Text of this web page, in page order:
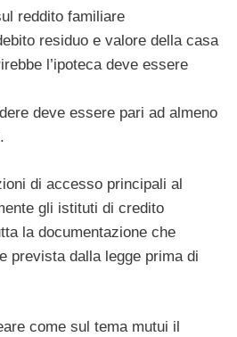
reddito familiare
residuo e valore della casa
l’ipoteca deve essere
deve essere pari ad almeno
di accesso principali al
gli istituti di credito
la documentazione che
prevista dalla legge prima di
come sul tema mutui il